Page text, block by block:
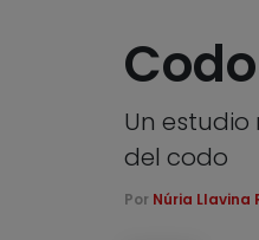
Un
del codo
Por Núria Llavina